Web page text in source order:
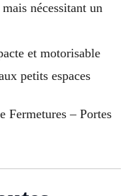
nécessitant un
et motorisable
petits espaces
Fermetures – Portes